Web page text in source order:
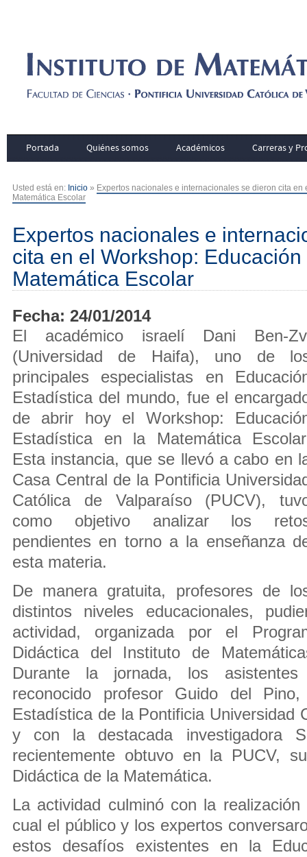
Portada Quiénes somos Académicos Carreras y
Usted está en: Inicio » Expertos nacionales e internacionales se dieron cita
Matemática Escolar
Expertos nacionales e
cita en el Workshop:
Matemática Escolar
Fecha: 24/01/2014
El académico israelí Dani Ben-
(Universidad de Haifa), uno de
principales especialistas en
Estadística del mundo, fue el
de abrir hoy el Workshop:
Estadística en la Matemática
Esta instancia, que se llevó a cabo en
Casa Central de la Pontificia
Católica de Valparaíso (PUCV),
como objetivo analizar los
pendientes en torno a la enseñanza
esta materia.
De manera gratuita, profesores de
distintos niveles educacionales,
actividad, organizada por el
Didáctica del Instituto de
Durante la jornada, los
reconocido profesor Guido del
Estadística de la Pontificia Universidad
y con la destacada investigadora
recientemente obtuvo en la PUCV,
Didáctica de la Matemática.
La actividad culminó con la
cual el público y los expertos
estos desafíos existentes en la